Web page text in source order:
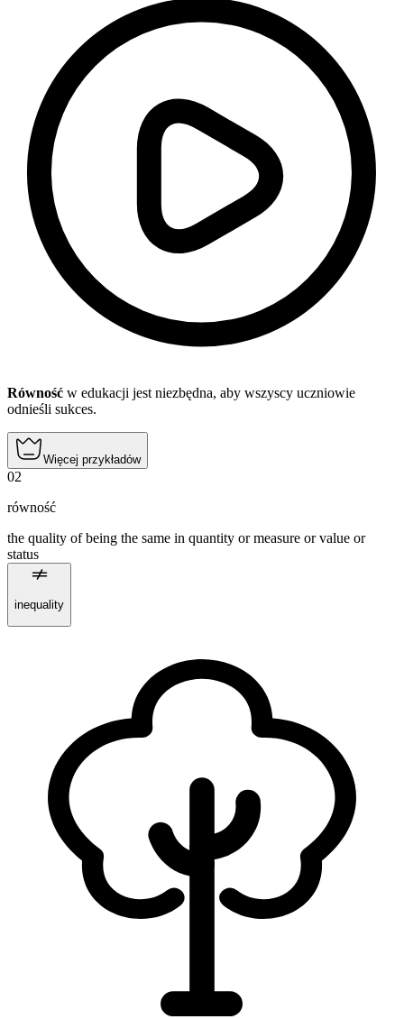
Równość w edukacji jest niezbędna, aby wszyscy uczniowie
odnieśli sukces.
Więcej przykładów
02
równość
the quality of being the same in quantity or measure or value or
status
inequality